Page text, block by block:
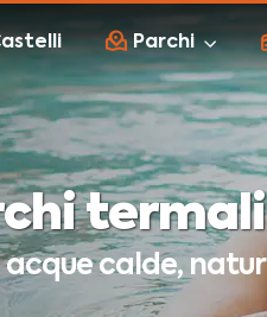
Parchi
termali
acque calde,